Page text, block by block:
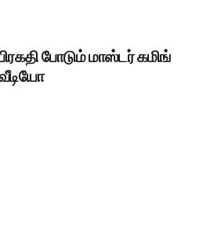
போடும் மாஸ்டர் கமிங்